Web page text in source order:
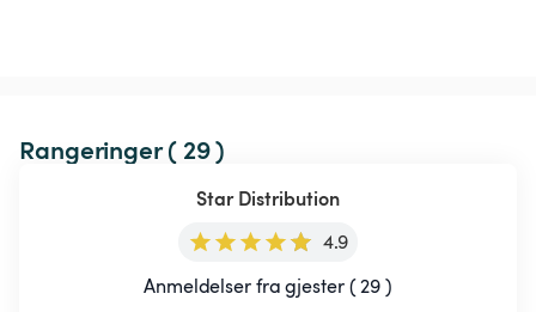
Rangeringer ( 29 )
Star Distribution
4.9
Anmeldelser fra gjester ( 29 )